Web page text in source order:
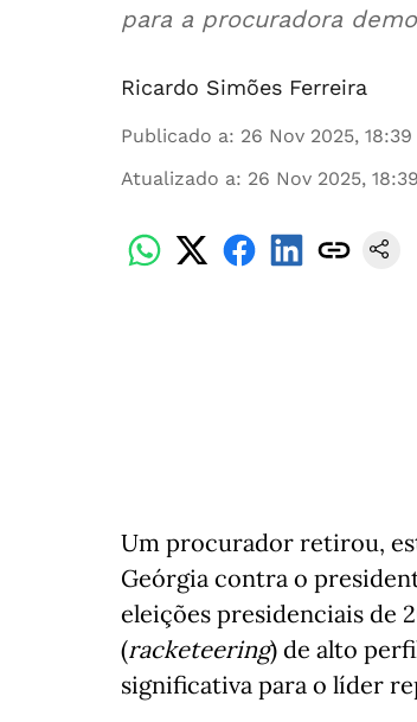
para a procuradora
Ricardo Simões Ferreira
Publicado a: 26 Nov 2025, 18:39
Atualizado a: 26 Nov 2025, 18:39
Um procurador retirou,
Geórgia contra o
eleições presidenciais de
(racketeering) de alto
significativa para o líder